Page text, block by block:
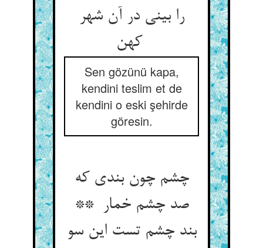
را بینی در آن شهر
Sen gözünü kapa,
kendini teslim et de
kendini o eski şehirde
göresin.
چشم چون بندی که
صد چشم خمار **
بند چشم تست این سو